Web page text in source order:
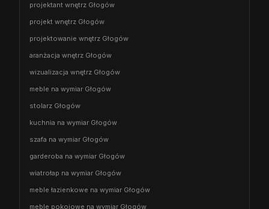
projektant wnętrz Głogów
projekt wnętrz Głogów
projektowanie wnętrz Głogów
aranżacja wnętrz Głogów
wizualizacja wnętrz Głogów
meble na wymiar Głogów
stolarz Głogów
kuchnia na wymiar Głogów
szafa na wymiar Głogów
garderoba na wymiar Głogów
wiatrołap na wymiar Głogów
meble łazienkowe na wymiar Głogów
meble pokojowe na wymiar Głogów